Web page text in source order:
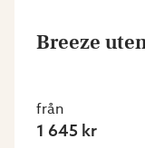
Breeze
från
1 645 kr